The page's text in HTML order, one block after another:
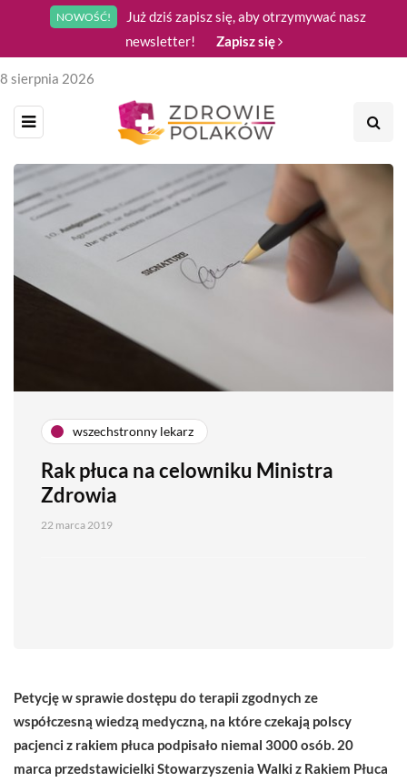
NOWOŚĆ!
Już dziś zapisz się, aby otrzymywać nasz
newsletter!
Zapisz się
8 sierpnia 2026
wszechstronny lekarz
Rak płuca na celowniku Ministra
Zdrowia
22 marca 2019
Petycję w sprawie dostępu do terapii zgodnych ze
współczesną wiedzą medyczną, na które czekają polscy
pacjenci z rakiem płuca podpisało niemal 3000 osób. 20
marca przedstawicielki Stowarzyszenia Walki z Rakiem Płuca